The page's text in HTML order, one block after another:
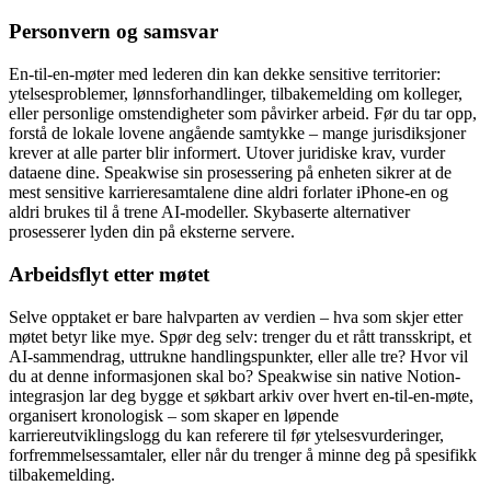
Personvern og samsvar
En-til-en-møter med lederen din kan dekke sensitive territorier:
ytelsesproblemer, lønnsforhandlinger, tilbakemelding om kolleger,
eller personlige omstendigheter som påvirker arbeid. Før du tar opp,
forstå de lokale lovene angående samtykke – mange jurisdiksjoner
krever at alle parter blir informert. Utover juridiske krav, vurder
dataene dine. Speakwise sin prosessering på enheten sikrer at de
mest sensitive karrieresamtalene dine aldri forlater iPhone-en og
aldri brukes til å trene AI-modeller. Skybaserte alternativer
prosesserer lyden din på eksterne servere.
Arbeidsflyt etter møtet
Selve opptaket er bare halvparten av verdien – hva som skjer etter
møtet betyr like mye. Spør deg selv: trenger du et rått transskript, et
AI-sammendrag, uttrukne handlingspunkter, eller alle tre? Hvor vil
du at denne informasjonen skal bo? Speakwise sin native Notion-
integrasjon lar deg bygge et søkbart arkiv over hvert en-til-en-møte,
organisert kronologisk – som skaper en løpende
karriereutviklingslogg du kan referere til før ytelsesvurderinger,
forfremmelsessamtaler, eller når du trenger å minne deg på spesifikk
tilbakemelding.